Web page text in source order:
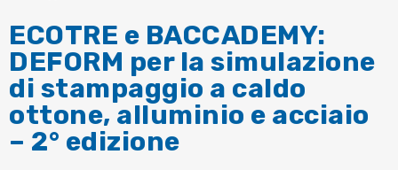
ECOTRE e BACCADEMY:
DEFORM per la simulazione
di stampaggio a caldo
ottone, alluminio e acciaio
– 2° edizione